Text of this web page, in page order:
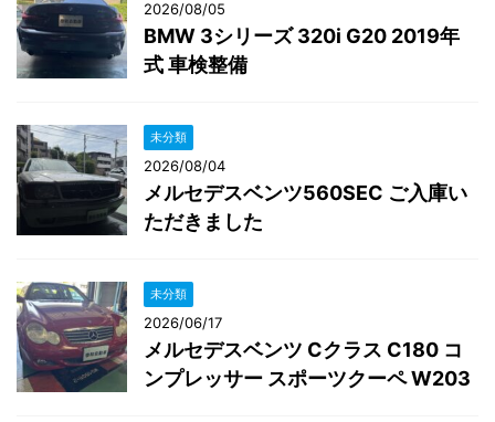
2026/08/05
BMW 3シリーズ 320i G20 2019年
式 車検整備
未分類
2026/08/04
メルセデスベンツ560SEC ご入庫い
ただきました
未分類
2026/06/17
メルセデスベンツ Cクラス C180 コ
ンプレッサー スポーツクーペ W203